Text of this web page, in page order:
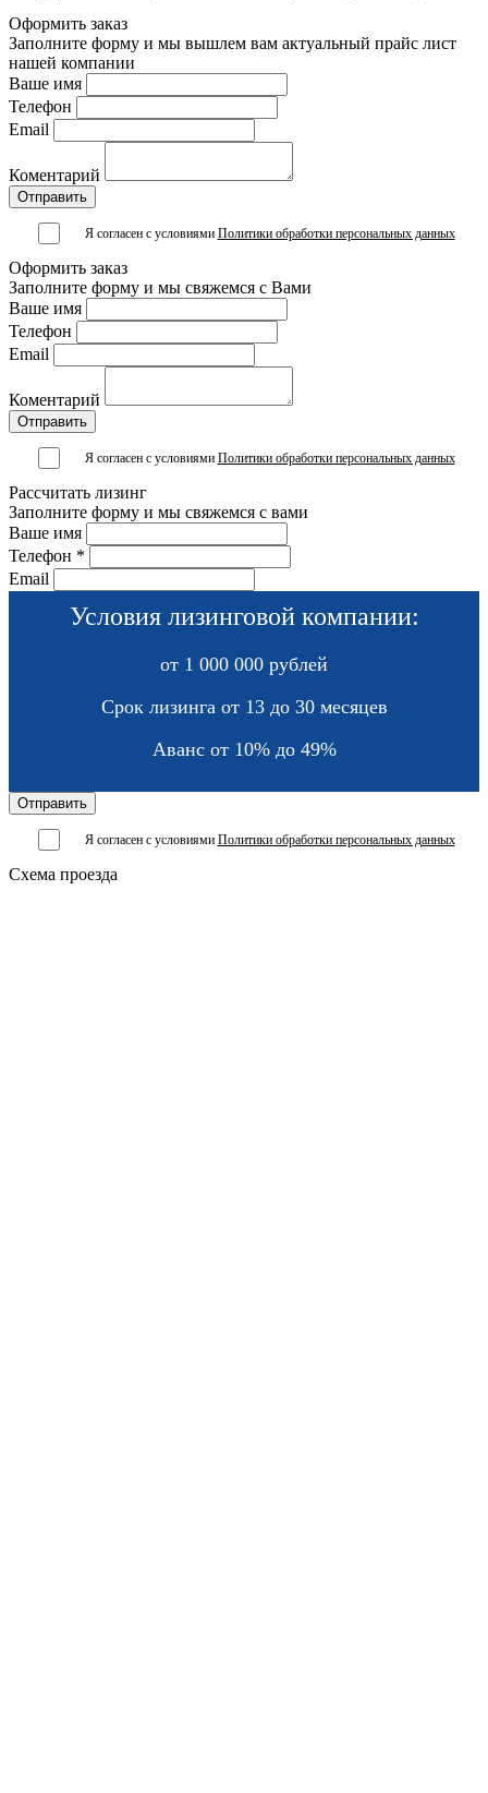
Оформить заказ
Заполните форму и мы вышлем вам актуальный прайс лист
нашей компании
Ваше имя
Телефон
Email
Коментарий
Я согласен с условиями Политики обработки персональных данных
Оформить заказ
Заполните форму и мы свяжемся с Вами
Ваше имя
Телефон
Email
Коментарий
Я согласен с условиями Политики обработки персональных данных
Рассчитать лизинг
Заполните форму и мы свяжемся с вами
Ваше имя
Телефон *
Email
Условия лизинговой компании:
от 1 000 000 рублей
Срок лизинга от 13 до 30 месяцев
Аванс от 10% до 49%
Я согласен с условиями Политики обработки персональных данных
Схема проезда